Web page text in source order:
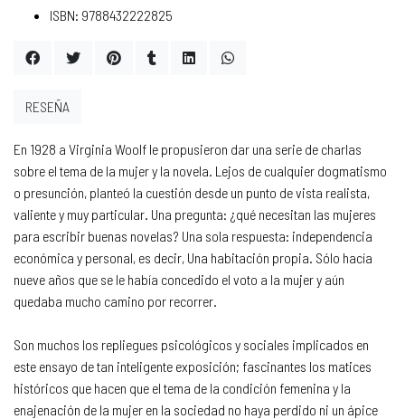
ISBN: 9788432222825
En 1928 a Virginia Woolf le propusieron dar una serie de charlas
sobre el tema de la mujer y la novela. Lejos de cualquier dogmatismo
o presunción, planteó la cuestión desde un punto de vista realista,
valiente y muy particular. Una pregunta: ¿qué necesitan las mujeres
para escribir buenas novelas? Una sola respuesta: independencia
económica y personal, es decir, Una habitación propia. Sólo hacía
nueve años que se le había concedido el voto a la mujer y aún
quedaba mucho camino por recorrer.
Son muchos los repliegues psicológicos y sociales implicados en
este ensayo de tan inteligente exposición; fascinantes los matices
históricos que hacen que el tema de la condición femenina y la
enajenación de la mujer en la sociedad no haya perdido ni un ápice
RESEÑA